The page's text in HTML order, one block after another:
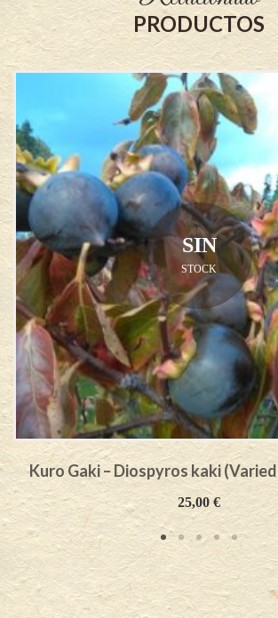
PRODUCTOS
SIN
STOCK
Kuro Gaki – Diospyros kaki
25,00€